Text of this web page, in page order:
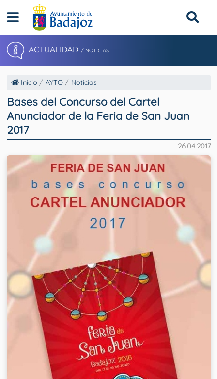
ACTUALIDAD / NOTICIAS
Inicio AYTO Noticias
Bases del Concurso del Cartel
Anunciador de la Feria de San Juan
2017
26.04.2017